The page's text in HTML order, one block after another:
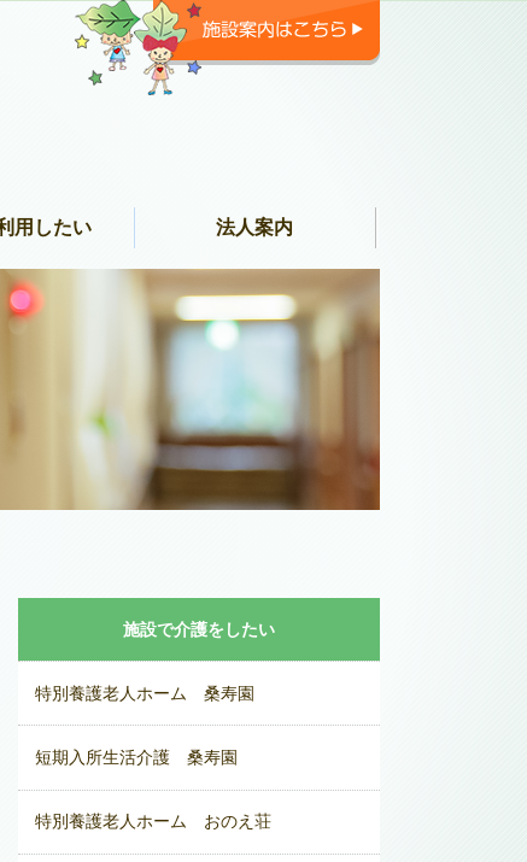
用したい 法人案内
施設で介護をしたい
特別養護老人ホーム 桑寿園
短期入所生活介護 桑寿園
特別養護老人ホーム おのえ荘